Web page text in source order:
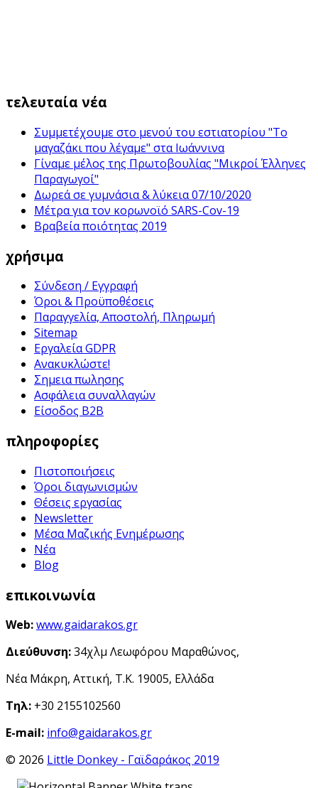
τελευταία νέα
Συμμετέχουμε στο μενού του εστιατορίου "Το
μαγαζάκι που λέγαμε" στα Ιωάννινα
Γίναμε μέλος της Πρωτοβουλίας "Μικροί Έλληνες
Παραγωγοί"
Δωρεά σε γυμνάσια & λύκεια 07/10/2020
Μέτρα για τον κορωνοϊό SARS-Cov-19
Βραβεία ποιότητας 2019
χρήσιμα
Σύνδεση / Εγγραφή
Όροι & Προϋποθέσεις
Παραγγελία, Αποστολή, Πληρωμή
Sitemap
Εργαλεία GDPR
Ανακυκλώστε!
Σημεια πωλησης
Ασφάλεια συναλλαγών
Είσοδος B2B
πληροφορίες
Πιστοποιήσεις
Όροι διαγωνισμών
Θέσεις εργασίας
Newsletter
Μέσα Μαζικής Ενημέρωσης
Νέα
Blog
επικοινωνία
Web:www.gaidarakos.gr
Διεύθυνση:34χλμ Λεωφόρου Μαραθώνος,
Νέα Μάκρη, Αττική, Τ.Κ. 19005, Ελλάδα
Τηλ: +30 2155102560
E-mail: info@gaidarakos.gr
© 2026 Little Donkey - Γαϊδαράκος 2019